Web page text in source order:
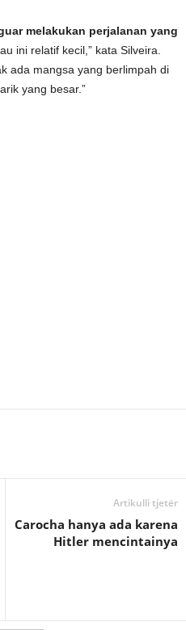
melakukan perjalanan yang
ini relatif kecil,” kata Silveira.
ada mangsa yang berlimpah di
yang besar.”
Artikulli tjetër
Carocha hanya ada karena
Hitler mencintainya